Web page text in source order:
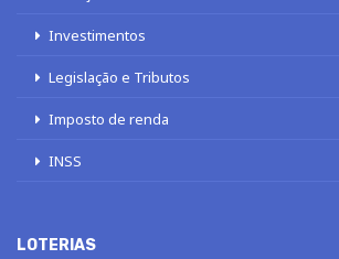
Investimentos
Legislação e Tributos
Imposto de renda
INSS
LOTERIAS